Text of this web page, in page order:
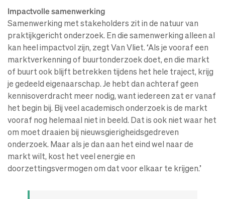
Impactvolle samenwerking
Samenwerking met stakeholders zit in de natuur van
praktijkgericht onderzoek. En die samenwerking alleen al
kan heel impactvol zijn, zegt Van Vliet. ‘Als je vooraf een
marktverkenning of buurtonderzoek doet, en die markt
of buurt ook blijft betrekken tijdens het hele traject, krijg
je gedeeld eigenaarschap. Je hebt dan achteraf geen
kennisoverdracht meer nodig, want iedereen zat er vanaf
het begin bij. Bij veel academisch onderzoek is de markt
vooraf nog helemaal niet in beeld. Dat is ook niet waar het
om moet draaien bij nieuwsgierigheidsgedreven
onderzoek. Maar als je dan aan het eind wel naar de
markt wilt, kost het veel energie en
doorzettingsvermogen om dat voor elkaar te krijgen.’